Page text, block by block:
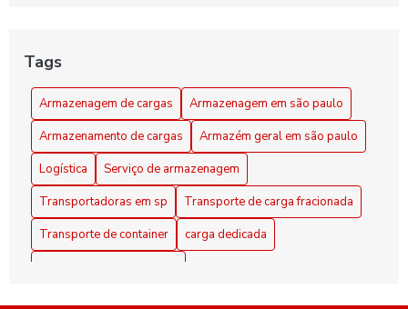
Centro Logístico Eficiente
Armazenagem em São Paulo como Solução Prática para
seu Negócio
Armazenamento de Cargas Eficiente: Dicas para Maximizar
Espaço e Segurança
Armazenamento de Cargas: Estratégias Eficientes para
Maximizar Espaço e Segurança
Tags
Armazenagem de cargas
Armazenagem em são paulo
Armazenamento de cargas
Armazém geral em são paulo
Logística
Serviço de armazenagem
Transportadoras em sp
Transporte de carga fracionada
Transporte de container
carga dedicada